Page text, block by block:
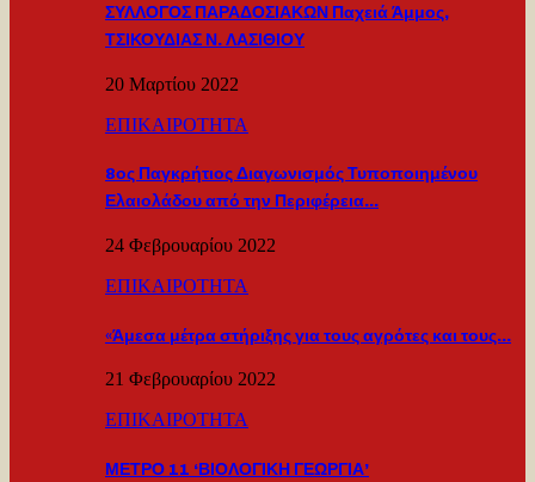
ΣΥΛΛΟΓΟΣ ΠΑΡΑΔΟΣΙΑΚΩΝ Παχειά Άμμος,
ΤΣΙΚΟΥΔΙΑΣ Ν. ΛΑΣΙΘΙΟΥ
20 Μαρτίου 2022
ΕΠΙΚΑΙΡΟΤΗΤΑ
8ος Παγκρήτιος Διαγωνισμός Τυποποιημένου
Ελαιολάδου από την Περιφέρεια…
24 Φεβρουαρίου 2022
ΕΠΙΚΑΙΡΟΤΗΤΑ
«Άμεσα μέτρα στήριξης για τους αγρότες και τους…
21 Φεβρουαρίου 2022
ΕΠΙΚΑΙΡΟΤΗΤΑ
ΜΕΤΡΟ 11 ‘ΒΙΟΛΟΓΙΚΗ ΓΕΩΡΓΙΑ’